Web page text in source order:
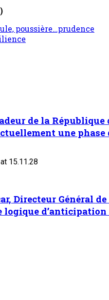
poussière…prudence
de la
une
Directeur Général
logique